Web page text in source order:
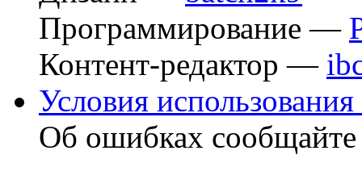
Программирование —
Контент-редактор —
Условия использования
Об ошибках